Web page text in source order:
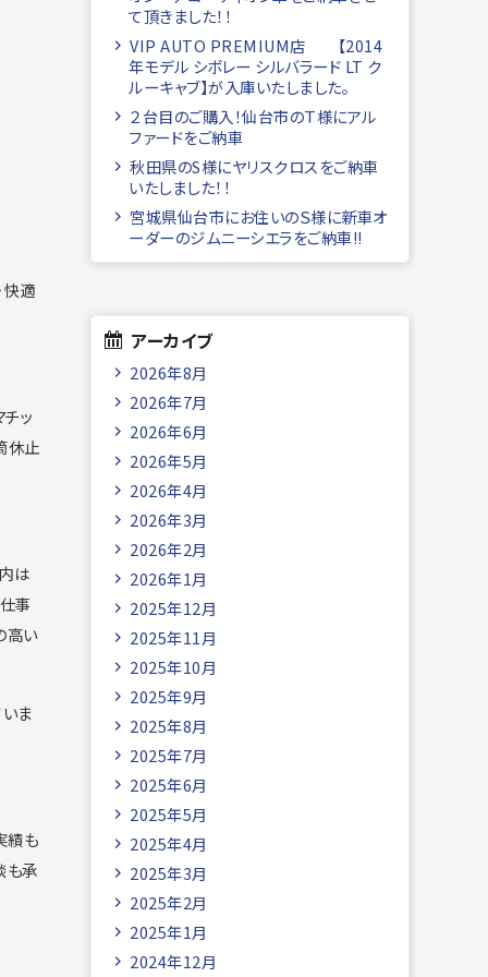
快適
ッ
休止
は
事
高い
ま
績も
も承
て頂きました！！
VIP AUTO PREMIUM店 【2014
年モデル シボレー シルバラード LT ク
ルーキャブ】が入庫いたしました。
２台目のご購入！仙台市のＴ様にアル
ファードをご納車
秋田県のS様にヤリスクロスをご納車
いたしました！！
宮城県仙台市にお住いのＳ様に新車オ
ーダーのジムニーシエラをご納車!!
アーカイブ
2026年8月
2026年7月
2026年6月
2026年5月
2026年4月
2026年3月
2026年2月
2026年1月
2025年12月
2025年11月
2025年10月
2025年9月
2025年8月
2025年7月
2025年6月
2025年5月
2025年4月
2025年3月
2025年2月
2025年1月
2024年12月